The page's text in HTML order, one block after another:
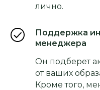
лично.
Поддержка
менеджера
Он подберет
от ваших
Кроме того,